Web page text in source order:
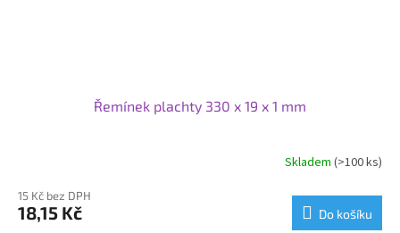
Řemínek plachty 330 x 19 x 1 mm
Skladem (>100 ks)
15 Kč bez DPH
18,15 Kč Do košíku